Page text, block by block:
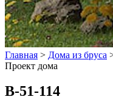
Главная > Дома из бруса
Проект дома
B-51-114